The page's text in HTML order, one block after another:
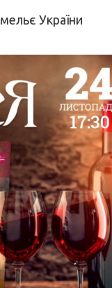
України